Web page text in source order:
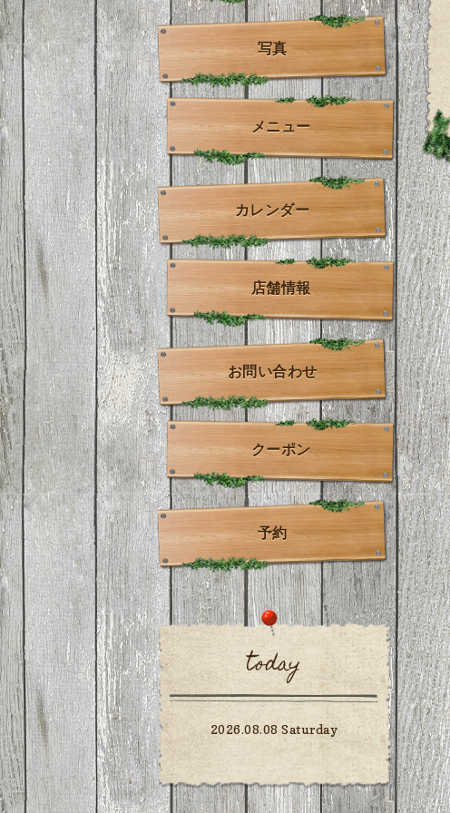
写真
メニュー
カレンダー
店舗情報
お問い合わせ
クーポン
予約
today
2026.08.08 Saturday